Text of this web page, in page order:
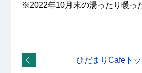
※2022年10月末の湯ったり暖っ
ひだまりCafeト